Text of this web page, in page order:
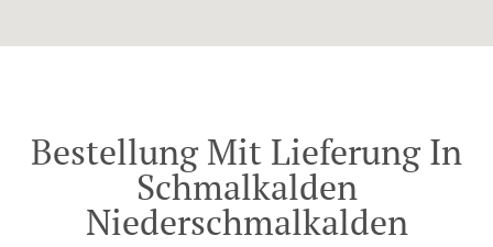
Bestellung Mit Lieferung In
Schmalkalden
Niederschmalkalden